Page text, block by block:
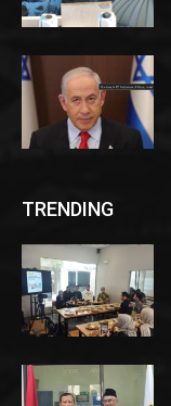
TRENDING